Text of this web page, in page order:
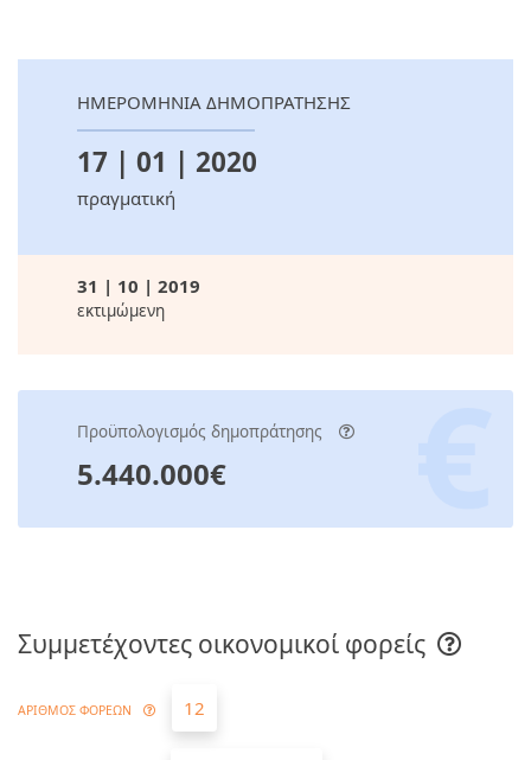
ΗΜΕΡΟΜΗΝΙΑ ΔΗΜΟΠΡΑΤΗΣΗΣ
17 | 01 | 2020
πραγματική
31 | 10 | 2019
εκτιμώμενη
Προϋπολογισμός δημοπράτησης
5.440.000€
Συμμετέχοντες οικονομικοί φορείς
ΑΡΙΘΜΟΣ ΦΟΡΕΩΝ 12